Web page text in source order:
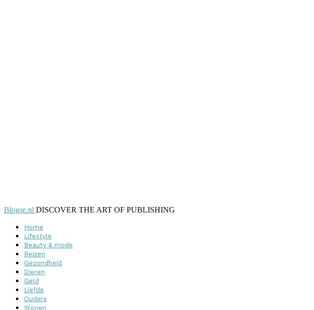
Blogse.nl DISCOVER THE ART OF PUBLISHING
Home
Lifestyle
Beauty & mode
Reizen
Gezondheid
Dieren
Geld
Liefde
Ouders
Wonen